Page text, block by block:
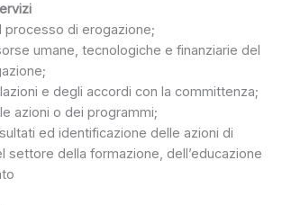
processo di erogazione;
umane, tecnologiche e finanziarie del
e degli accordi con la committenza;
azioni o dei programmi;
ed identificazione delle azioni di
settore della formazione, dell’educazione